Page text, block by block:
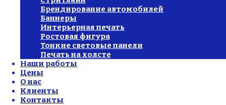
Брендирование автомобилей
Баннеры
Интерьерная печать
Ростовая фигура
Тонкие световые панели
Печать на холсте
Наши работы
Цены
О нас
Клиенты
Контакты